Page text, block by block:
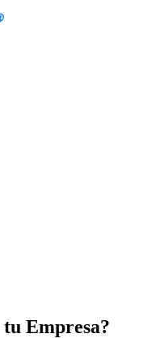
tu Empresa?